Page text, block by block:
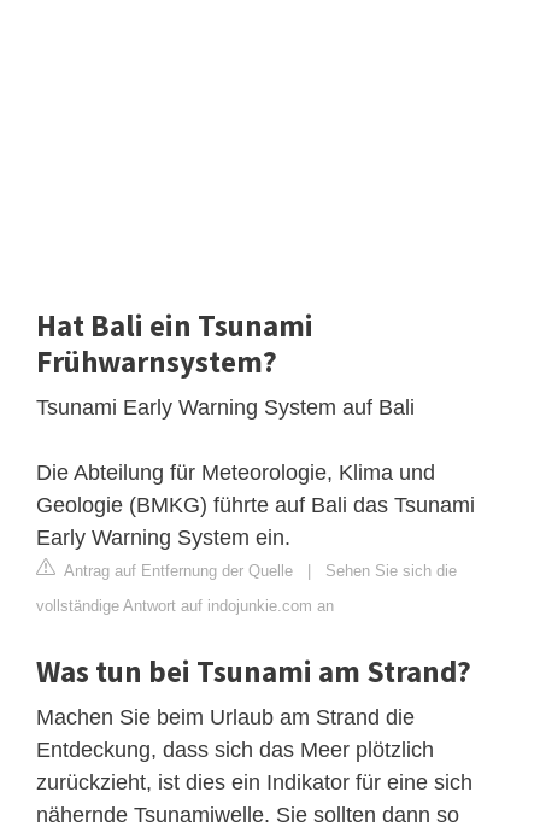
Hat Bali ein Tsunami
Frühwarnsystem?
Tsunami Early Warning System auf Bali
Die Abteilung für Meteorologie, Klima und
Geologie (BMKG) führte auf Bali das Tsunami
Early Warning System ein.
Antrag auf Entfernung der Quelle | Sehen Sie sich die
vollständige Antwort auf indojunkie.com an
Was tun bei Tsunami am Strand?
Machen Sie beim Urlaub am Strand die
Entdeckung, dass sich das Meer plötzlich
zurückzieht, ist dies ein Indikator für eine sich
nähernde Tsunamiwelle. Sie sollten dann so